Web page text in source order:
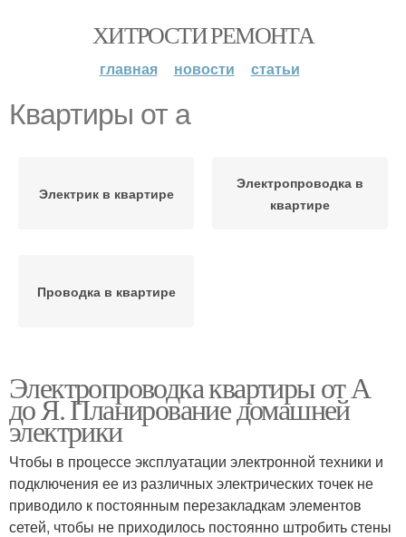
ХИТРОСТИ РЕМОНТА
главная новости статьи
Квартиры от а
Электрик в квартире
Электропроводка в
квартире
Проводка в квартире
Электропроводка квартиры от А
до Я. Планирование домашней
электрики
Чтобы в процессе эксплуатации электронной техники и
подключения ее из различных электрических точек не
приводило к постоянным перезакладкам элементов
сетей, чтобы не приходилось постоянно штробить стены